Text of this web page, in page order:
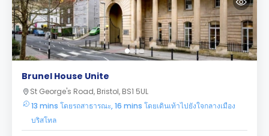
Brunel House Unite
St George's Road, Bristol, BS1 5UL
13 mins โดยรถสาธารณะ, 16 mins โดยเดินเท้าไปยังใจกลางเมือง
บริสโทล